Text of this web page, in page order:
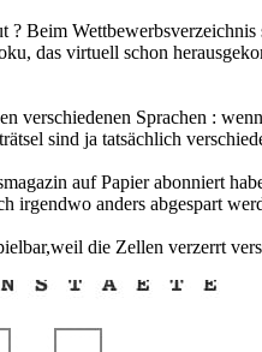
? Beim
das virtuell schon
verschiedenen Sprachen :
sind ja tatsächlich
auf Papier abonniert
irgendwo anders abgespart
die Zellen verzerrt